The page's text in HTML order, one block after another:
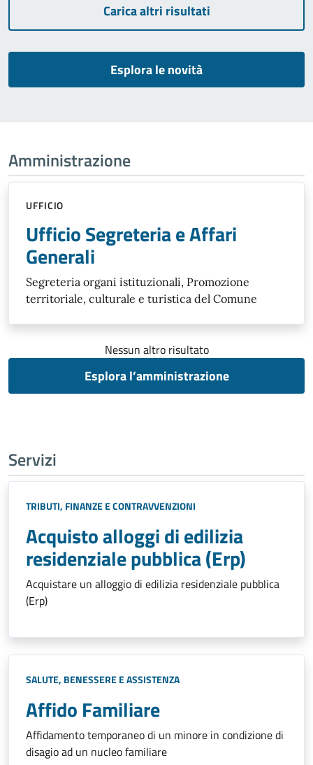
Carica altri risultati
Esplora le novità
Amministrazione
UFFICIO
Ufficio Segreteria e Affari
Generali
Segreteria organi istituzionali, Promozione
territoriale, culturale e turistica del Comune
Nessun altro risultato
Esplora l’amministrazione
Servizi
TRIBUTI, FINANZE E CONTRAVVENZIONI
Acquisto alloggi di edilizia
residenziale pubblica (Erp)
Acquistare un alloggio di edilizia residenziale pubblica
(Erp)
SALUTE, BENESSERE E ASSISTENZA
Affido Familiare
Affidamento temporaneo di un minore in condizione di
disagio ad un nucleo familiare